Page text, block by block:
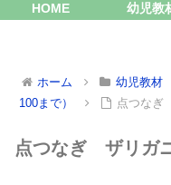
HOME 幼児教
ホーム 幼児教材
100まで）
点つなぎ
点つなぎ ザリガ